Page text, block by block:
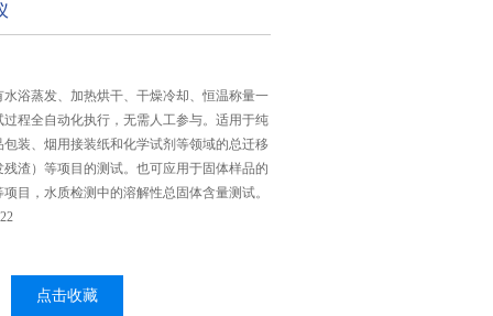
浴蒸发、加热烘干、干燥冷却、恒温称量一
程全自动化执行，无需人工参与。适用于纯
装、烟用接装纸和化学试剂等领域的总迁移
渣）等项目的测试。也可应用于固体样品的
目，水质检测中的溶解性总固体含量测试。
点击收藏